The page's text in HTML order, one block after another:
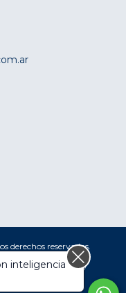
derechos reservados.
ingresá acá. /
inteligencia